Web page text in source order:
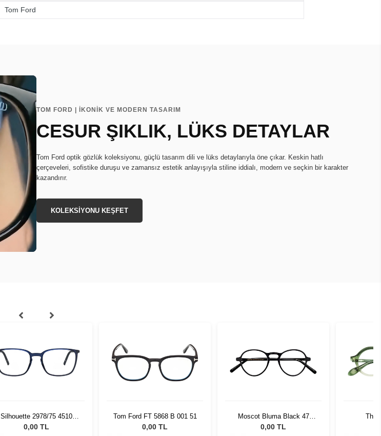
Tom Ford
TOM FORD | İKONİK VE MODERN TASARIM
CESUR ŞIKLIK, LÜKS DETAYLAR
Tom Ford optik gözlük koleksiyonu, güçlü tasarım dili ve lüks detaylarıyla öne çıkar. Keskin hatlı
çerçeveleri, sofistike duruşu ve zamansız estetik anlayışıyla stiline iddialı, modern ve seçkin bir karakter
kazandırır.
KOLEKSİYONU KEŞFET
Silhouette 2978/75 4510
54/18
0,00 TL
Tom Ford FT 5868 B 001 51
0,00 TL
Moscot Bluma Black 47
0200-01 BLU20047AC01
0,00 TL